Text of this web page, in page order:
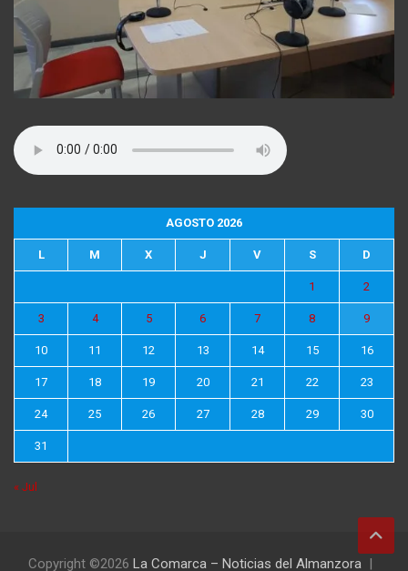
AGOSTO 2026
L M X J V S D
1 2
3 4 5 6 7 8 9
10 11 12 13 14 15 16
17 18 19 20 21 22 23
24 25 26 27 28 29 30
31
« Jul
Copyright ©2026 La Comarca – Noticias del Almanzora